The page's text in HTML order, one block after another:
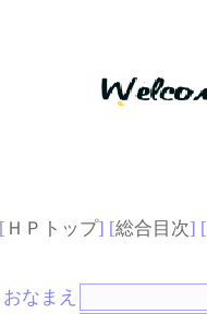
[ ＨＰトップ] [総合目次] [
おなまえ